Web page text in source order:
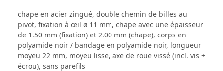
chape en acier zingué, double chemin de billes au
pivot, fixation à œil ø 11 mm, chape avec une épaisseur
de 1.50 mm (fixation) et 2.00 mm (chape), corps en
polyamide noir / bandage en polyamide noir, longueur
moyeu 22 mm, moyeu lisse, axe de roue vissé (incl. vis +
écrou), sans parefils